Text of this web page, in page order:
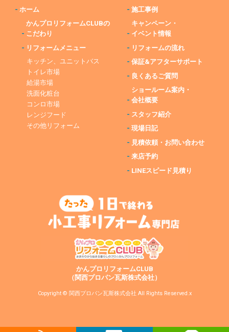
- ホーム
-
かんプロリフォームCLUBの
こだわり
- リフォームメニュー
キッチン、ユニットバス
トイレ市場
給湯市場
洗面化粧台
コンロ市場
レンジフード
その他リフォーム
-施工事例
-
キャンペーン・
イベント情報
- リフォームの流れ
-保証&アフターサポート
- 良くあるご質問
-
ショールーム案内・
会社概要
- スタッフ紹介
-現場日記
- 見積依頼・お問い合わせ
-来店予約
- LINEスピード見積り
かんプロリフォームCLUB
（関西プロパン瓦斯株式会社）
Copyright © 関西プロパン瓦斯株式会社 All Rights Reserved.x